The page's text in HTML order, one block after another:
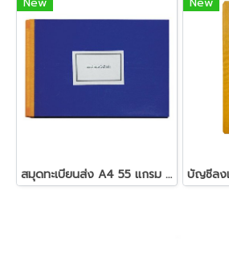
สมุดทะเบียนส่ง A4 55 แกรม 80